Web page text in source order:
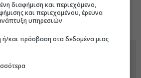
και ένδυσης. Συρρίκνωση του
πολυκαταστημάτων.19 Αυγ 2024 -
για το comeback του
διαφήμιση και περιεχόμενο,
και περιεχομένου, έρευνα
υπηρεσιών
και πρόσβαση στα δεδομένα μιας